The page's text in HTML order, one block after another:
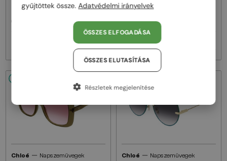
Chloé — Napszemüvegek
CH0081S - 002 - 55
Chloé—Napszemüvegek
CH0082S - 005 - 57
Chloé — Napszemüvegek
Chloé — Napszemüvegek
gyűjtöttek össze.Adatvédelmi irányelvek
ÖSSZES ELFOGADÁSA
ÖSSZES ELUTASÍTÁSA
Részletek megjelenítése